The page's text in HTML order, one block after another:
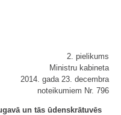
2. pielikums
Ministru kabineta
2014. gada 23. decembra
noteikumiem Nr. 796
un tās ūdenskrātuvēs